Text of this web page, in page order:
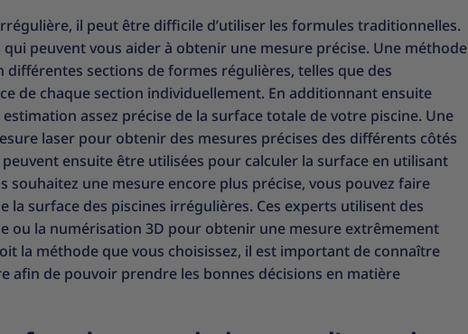
il peut être difficile d’utiliser les formules traditionnelles.
peuvent vous aider à obtenir une mesure précise. Une méthode
sections de formes régulières, telles que des
de chaque section individuellement. En additionnant ensuite
assez précise de la surface totale de votre piscine. Une
laser pour obtenir des mesures précises des différents côtés
ensuite être utilisées pour calculer la surface en utilisant
souhaitez une mesure encore plus précise, vous pouvez faire
la surface des piscines irrégulières. Ces experts utilisent des
ou la numérisation 3D pour obtenir une mesure extrêmement
la méthode que vous choisissez, il est important de connaître
afin de pouvoir prendre les bonnes décisions en matière